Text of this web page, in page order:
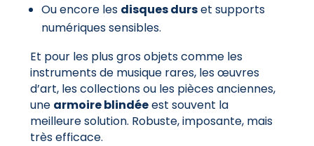
Ou encore les disques durset supports
numériques sensibles.
Et pour les plus gros objets comme les
instruments de musique rares, les œuvres
d’art, les collections ou les pièces anciennes,
une armoire blindéeest souvent la
meilleure solution. Robuste, imposante, mais
très efficace.